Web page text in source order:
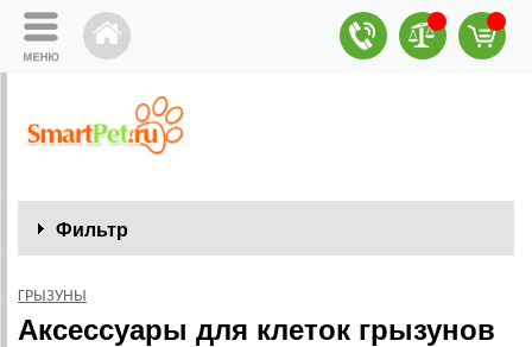
Фильтр
ГРЫЗУНЫ
Аксессуары для клеток грызунов